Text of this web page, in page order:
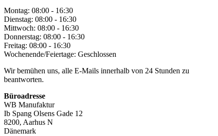
Montag: 08:00 - 16:30
Dienstag: 08:00 - 16:30
Mittwoch: 08:00 - 16:30
Donnerstag: 08:00 - 16:30
Freitag: 08:00 - 16:30
Wochenende/Feiertage: Geschlossen
Wir bemühen uns, alle E-Mails innerhalb von 24 Stunden zu
beantworten.
Büroadresse
WB Manufaktur
Ib Spang Olsens Gade 12
8200, Aarhus N
Dänemark